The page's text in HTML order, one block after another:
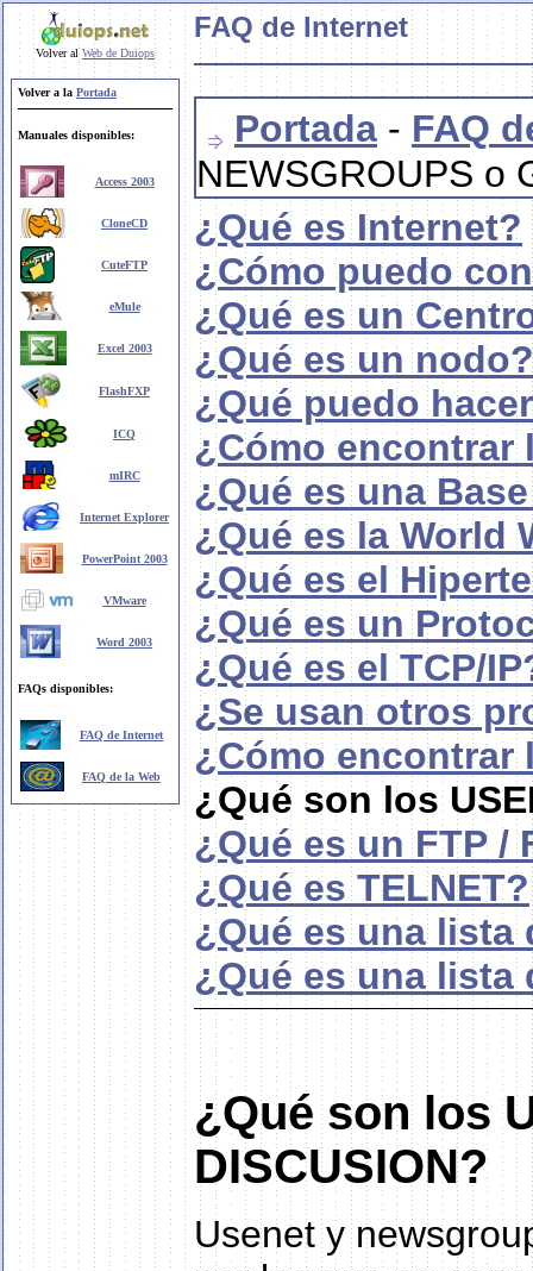
Volver alWeb de Duiops
Volver a la Portada
Manuales disponibles:
Access 2003
CloneCD
CuteFTP
eMule
Excel 2003
FlashFXP
ICQ
mIRC
Internet Explorer
PowerPoint 2003
VMware
Word 2003
FAQs disponibles:
FAQ de Internet
FAQ de la Web
FAQ de Internet
Portada - FAQ
NEWSGROUPS o
¿Qué es Internet?
¿Cómo puedo
¿Qué es un
¿Qué es un nodo?
¿Qué puedo
¿Cómo encontrar
¿Qué es una
¿Qué es la World
¿Qué es el
¿Qué es un
¿Qué es el TCP/
¿Se usan otros
¿Cómo encontrar
¿Qué son los
¿Qué es un FTP /
¿Qué es TELNET?
¿Qué es una lista
¿Qué es una lista
¿Qué son los
DISCUSION?
Usenet y